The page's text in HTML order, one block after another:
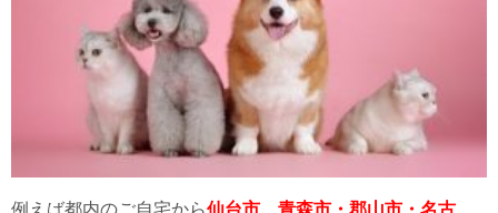
例えば都内のご自宅から仙台市、青森市・郡山市・名古